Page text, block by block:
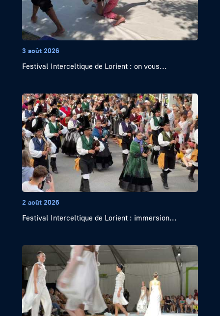
3 août 2026
Festival Interceltique de Lorient : on vous...
2 août 2026
Festival Interceltique de Lorient : immersion...